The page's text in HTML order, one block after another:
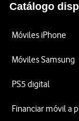
Catálogo
Móviles iPhone
Móviles Samsung
PS5 digital
Financiar móvil a